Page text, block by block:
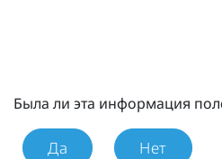
Была ли эта информация
Да Нет